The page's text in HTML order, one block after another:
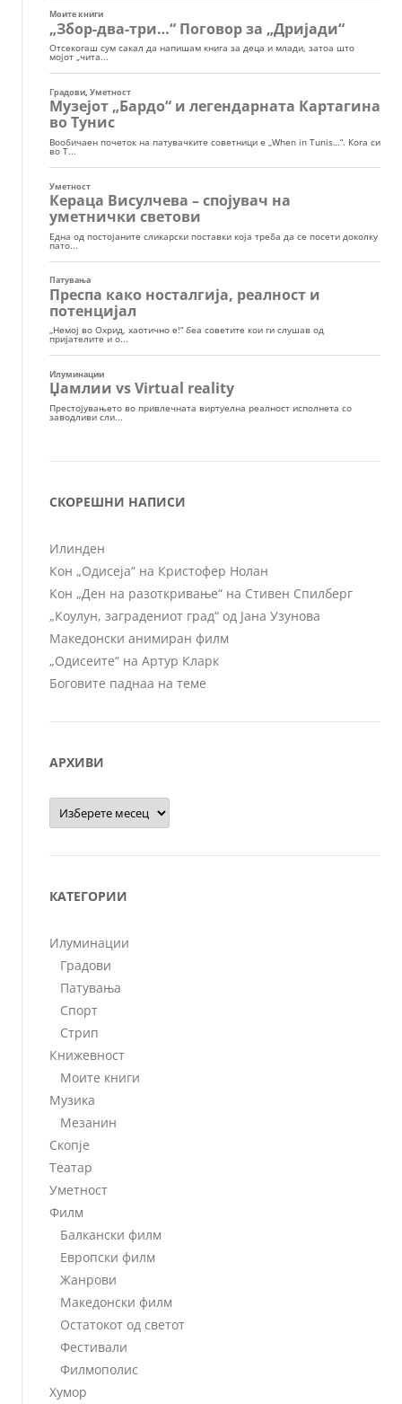
СКОРЕШНИ НАПИСИ
Илинден
Кон „Одисеја“ на Кристофер Нолан
Кон „Ден на разоткривање“ на Стивен Спилберг
„Коулун, заградениот град“ од Јана Узунова
Македонски анимиран филм
„Одисеите“ на Артур Кларк
Боговите паднаа на теме
АРХИВИ
Архиви
КАТЕГОРИИ
Илуминации
Градови
Патувања
Спорт
Стрип
Книжевност
Моите книги
Музика
Мезанин
Скопје
Театар
Уметност
Филм
Балкански филм
Европски филм
Жанрови
Македонски филм
Остатокот од светот
Фестивали
Филмополис
Хумор